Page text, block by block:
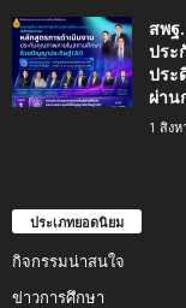
สพฐ
ประ
ประ
ผ่าน
1 สิง
ประเภทยอดนิยม
กิจกรรมน่าสนใจ
ข่าวการศึกษา